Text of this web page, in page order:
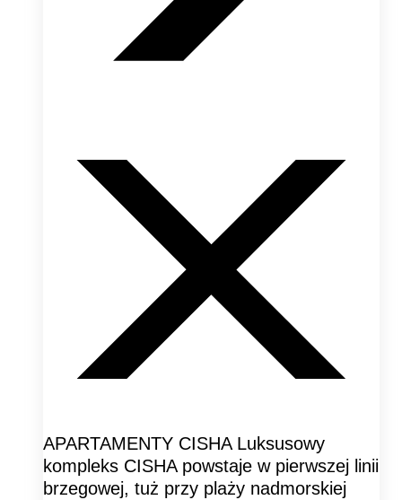
APARTAMENTY CISHA Luksusowy
kompleks CISHA powstaje w pierwszej linii
brzegowej, tuż przy plaży nadmorskiej